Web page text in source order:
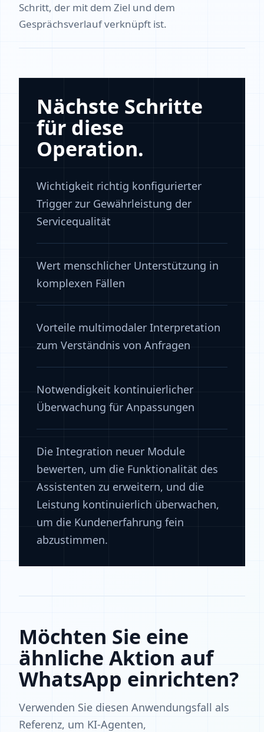
Schritt, der mit dem Ziel und dem
Gesprächsverlauf verknüpft ist.
Nächste Schritte
für diese
Operation.
Wichtigkeit richtig konfigurierter
Trigger zur Gewährleistung der
Servicequalität
Wert menschlicher Unterstützung in
komplexen Fällen
Vorteile multimodaler Interpretation
zum Verständnis von Anfragen
Notwendigkeit kontinuierlicher
Überwachung für Anpassungen
Die Integration neuer Module
bewerten, um die Funktionalität des
Assistenten zu erweitern, und die
Leistung kontinuierlich überwachen,
um die Kundenerfahrung fein
abzustimmen.
Möchten Sie eine
ähnliche Aktion auf
WhatsApp einrichten?
Verwenden Sie diesen Anwendungsfall als
Referenz, um KI-Agenten,